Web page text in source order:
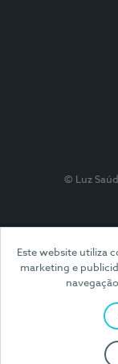
Este website utiliza
marketing e
© Luz